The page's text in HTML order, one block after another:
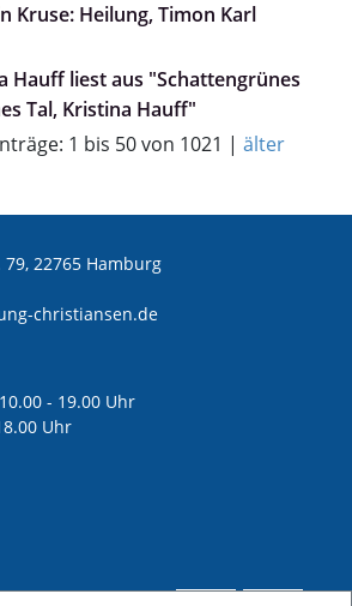
Kruse: Heilung, Timon Karl
Hauff liest aus "Schattengrünes
Tal, Kristina Hauff"
1 bis 50 von 1021 | älter
22765 Hamburg
- 19.00 Uhr
Uhr